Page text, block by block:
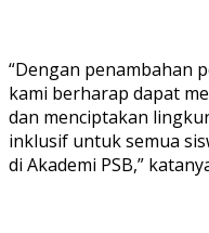
“Dengan penambahan
kami berharap dapat
dan menciptakan
inklusif untuk semua
di Akademi PSB,”